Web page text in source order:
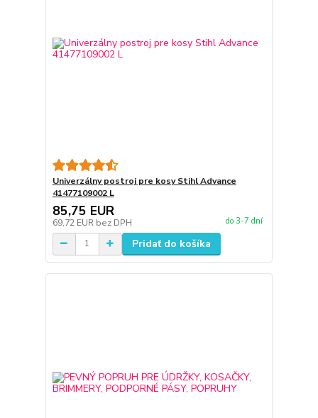
Univerzálny postroj pre kosy Stihl Advance
41477109002 L
85,75 EUR
69,72 EUR bez DPH do 3-7 dní
Pridať do košíka